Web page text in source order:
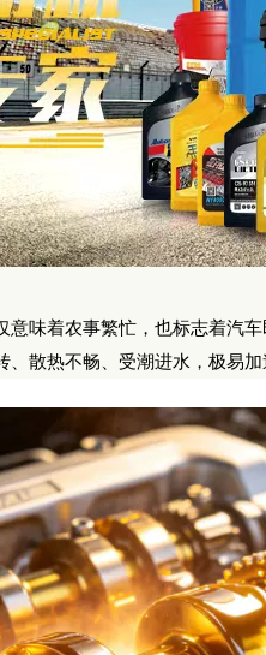
意味着农事繁忙，也标志着汽
散热不畅、受潮进水，极易加